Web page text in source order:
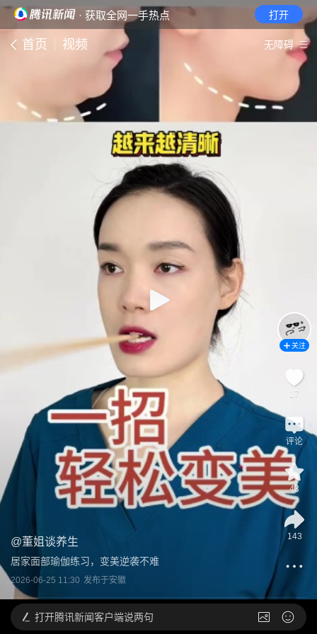
· 获取全网一手热点 打开
首页 视频 无障碍
@董姐谈养生
居家面部瑜伽练习，变美逆袭不难
2026-06-25 11:30 发布于安徽
关注
17
评论
43
143
打开腾讯新闻客户端说两句